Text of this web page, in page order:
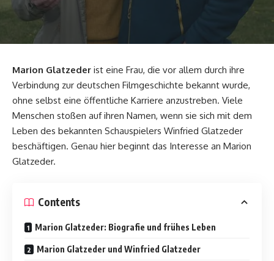
Marion Glatzeder ist eine Frau, die vor allem durch ihre
Verbindung zur deutschen Filmgeschichte bekannt wurde,
ohne selbst eine öffentliche Karriere anzustreben. Viele
Menschen stoßen auf ihren Namen, wenn sie sich mit dem
Leben des bekannten Schauspielers Winfried Glatzeder
beschäftigen. Genau hier beginnt das Interesse an Marion
Glatzeder.
Contents
Marion Glatzeder: Biografie und frühes Leben
Marion Glatzeder und Winfried Glatzeder